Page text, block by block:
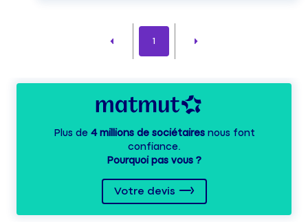
1
Plus de 4 millions de sociétairesnous font
confiance.
Pourquoi pas vous ?
Votre devis